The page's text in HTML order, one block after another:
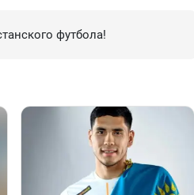
футбола!